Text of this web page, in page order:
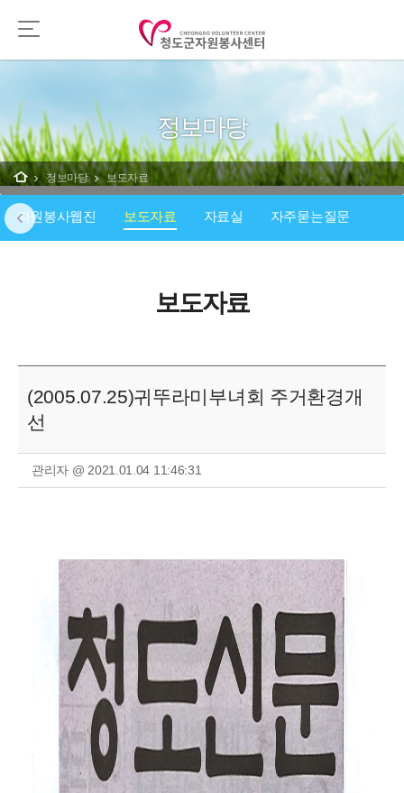
정보마당
정보마당 보도자료
자원봉사웹진 보도자료 자료실 자주묻는질문
보도자료
(2005.07.25)귀뚜라미부녀회 주거환경개
선
관리자 @ 2021.01.04 11:46:31